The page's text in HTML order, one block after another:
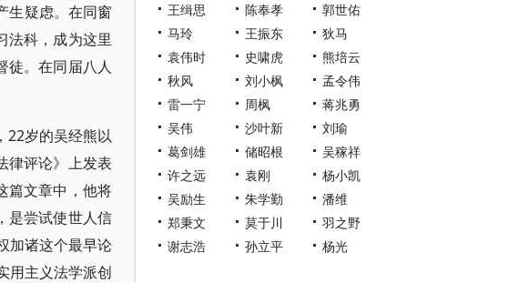
生疑虑。在同窗
法科，成为这里
徒。在同届八人
22岁的吴经熊以
律评论》上发表
篇文章中，他将
是尝试使世人信
加诸这个最早论
用主义法学派创
王缉思
陈奉孝
郭世佑
马玲
王振东
狄马
袁伟时
史啸虎
熊培云
秋风
刘小枫
孟令伟
雷一宁
周枫
蒋兆勇
吴伟
沙叶新
刘瑜
葛剑雄
储昭根
吴稼祥
许之远
袁刚
杨小凯
吴励生
朱学勤
潘维
郑秉文
莫于川
羽之野
谢志浩
孙立平 杨光